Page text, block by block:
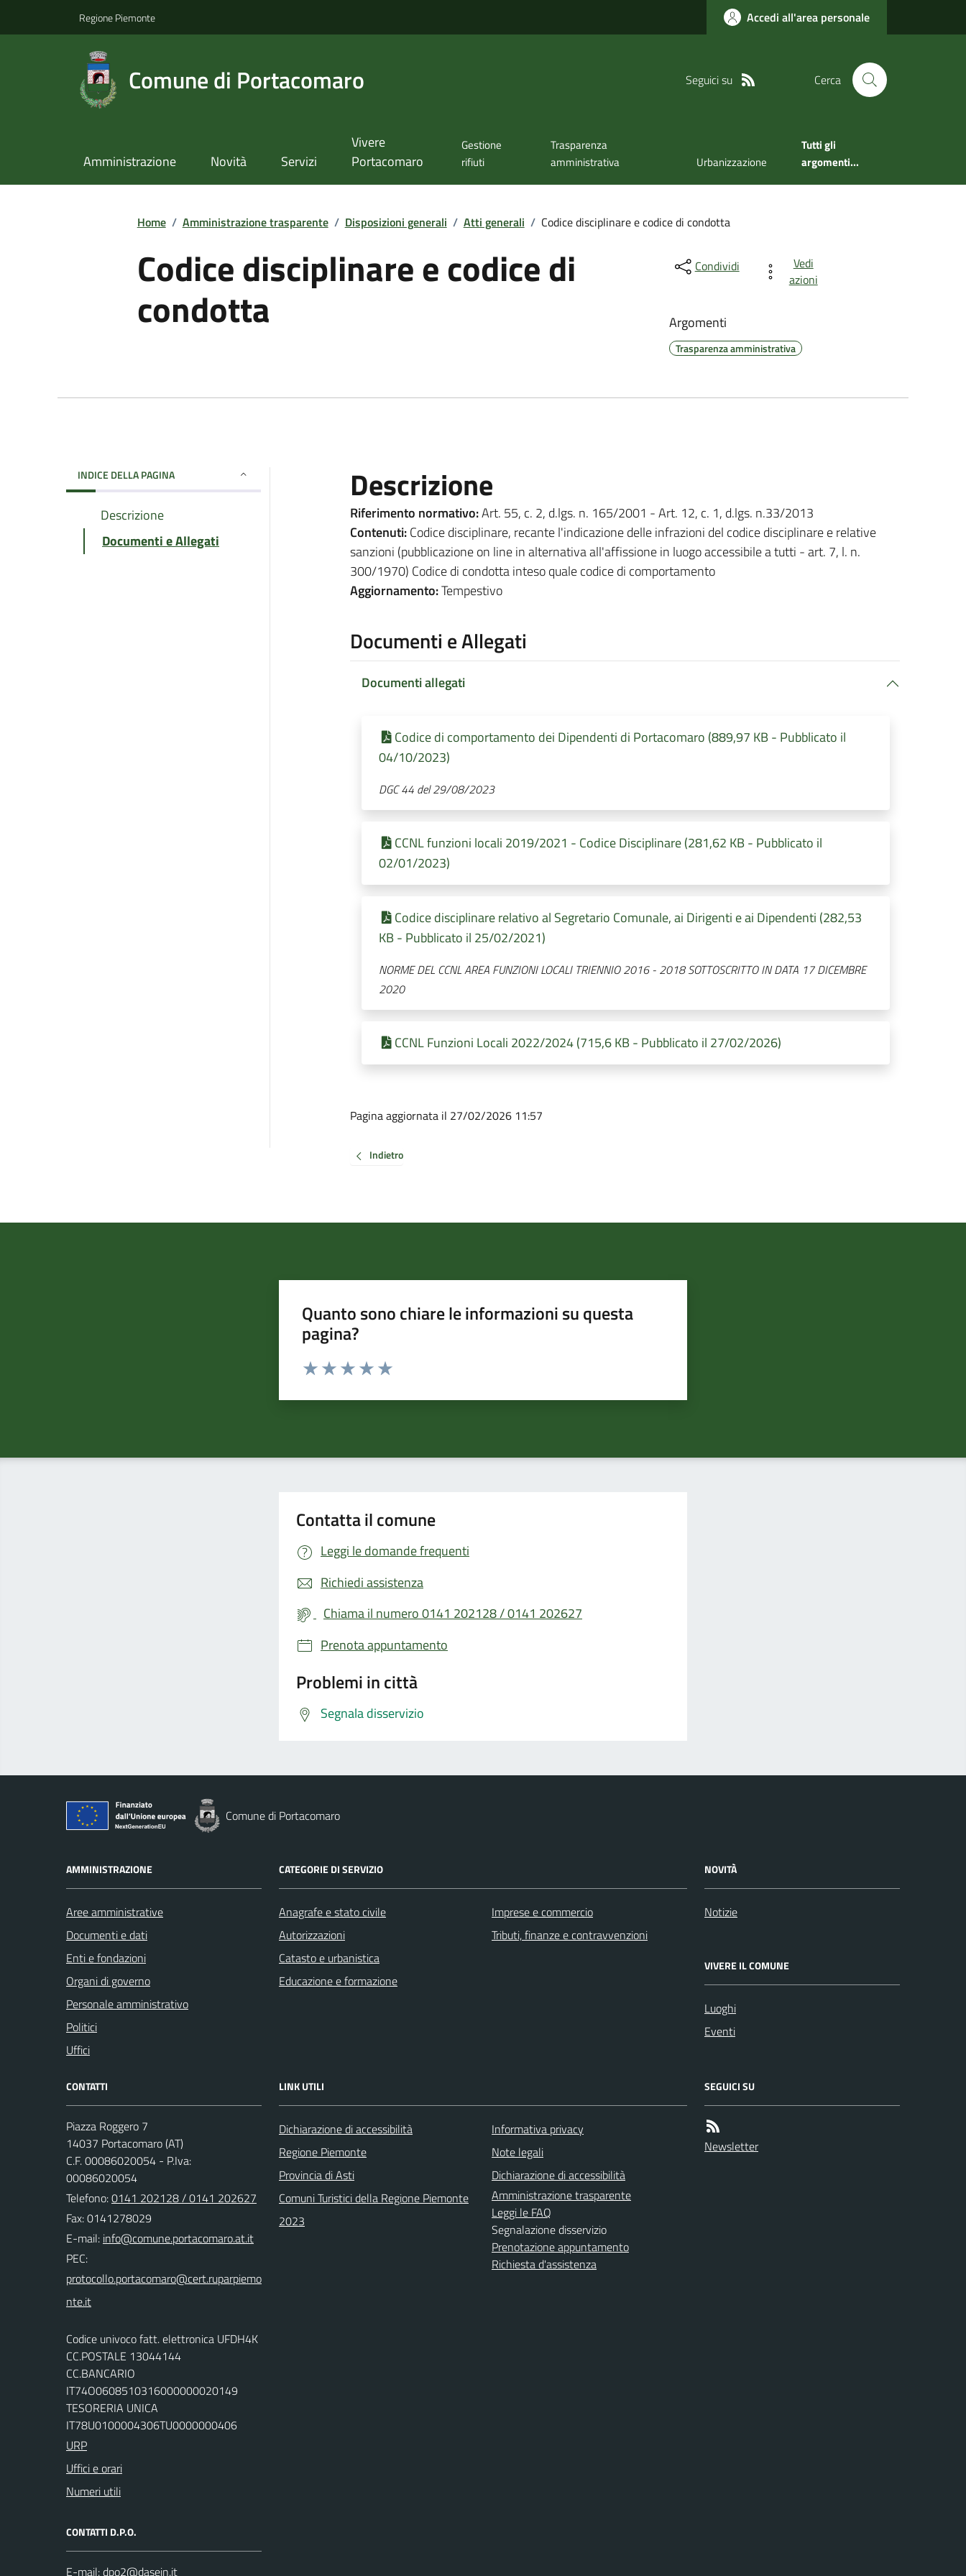
Regione Piemonte Accedi all'area personale
Comune di Portacomaro Seguici su Cerca
Amministrazione Novità Servizi
Vivere
Portacomaro
Gestione
rifiuti
Trasparenza
amministrativa
Urbanizzazione
Tutti gli
argomenti...
Home / Amministrazione trasparente / Disposizioni generali / Atti generali / Codice disciplinare e codice di condotta
Codice disciplinare e codice di
condotta
Condividi
Vedi
azioni
Argomenti
Trasparenza amministrativa
INDICE DELLA PAGINA
Descrizione
Documenti e Allegati
Descrizione
Riferimento normativo:Art. 55, c. 2, d.lgs. n. 165/2001 - Art. 12, c. 1, d.lgs. n.33/2013
Contenuti:Codice disciplinare, recante l'indicazione delle infrazioni del codice disciplinare e relative
sanzioni (pubblicazione on line in alternativa all'affissione in luogo accessibile a tutti - art. 7, l. n.
300/1970) Codice di condotta inteso quale codice di comportamento
Aggiornamento:Tempestivo
Documenti e Allegati
Documenti allegati
Codice di comportamento dei Dipendenti di Portacomaro (889,97 KB - Pubblicato il
04/10/2023)
DGC 44 del 29/08/2023
CCNL funzioni locali 2019/2021 - Codice Disciplinare (281,62 KB - Pubblicato il
02/01/2023)
Codice disciplinare relativo al Segretario Comunale, ai Dirigenti e ai Dipendenti (282,53
KB - Pubblicato il 25/02/2021)
NORME DEL CCNL AREA FUNZIONI LOCALI TRIENNIO 2016 - 2018 SOTTOSCRITTO IN DATA 17 DICEMBRE
2020
CCNL Funzioni Locali 2022/2024 (715,6 KB - Pubblicato il 27/02/2026)
Pagina aggiornata il 27/02/2026 11:57
Indietro
Quanto sono chiare le informazioni su questa
pagina?
Valuta da 1 a 5 stelle la pagina
Contatta il comune
Leggi le domande frequenti
Richiedi assistenza
Chiama il numero 0141 202128 / 0141 202627
Prenota appuntamento
Problemi in città
Segnala disservizio
Comune di Portacomaro
AMMINISTRAZIONE
Aree amministrative
Documenti e dati
Enti e fondazioni
Organi di governo
Personale amministrativo
Politici
Uffici
CATEGORIE DI SERVIZIO
Anagrafe e stato civile
Autorizzazioni
Catasto e urbanistica
Educazione e formazione
Imprese e commercio
Tributi, finanze e contravvenzioni
NOVITÀ
Notizie
VIVERE IL COMUNE
Luoghi
Eventi
CONTATTI
Piazza Roggero 7
14037 Portacomaro (AT)
C.F. 00086020054 - P.Iva:
00086020054
Telefono:0141 202128 / 0141 202627
Fax: 0141278029
E-mail:
PEC:
Codice univoco fatt. elettronica UFDH4K
CC.POSTALE 13044144
CC.BANCARIO
IT74O0608510316000000020149
TESORERIA UNICA
IT78U0100004306TU0000000406
URP
Uffici e orari
Numeri utili
CONTATTI D.P.O.
E-mail:
LINK UTILI
Dichiarazione di accessibilità
Regione Piemonte
Provincia di Asti
Comuni Turistici della Regione Piemonte
2023
Informativa privacy
Note legali
Dichiarazione di accessibilità
Amministrazione trasparente
Leggi le FAQ
Segnalazione disservizio
Prenotazione appuntamento
Richiesta d'assistenza
SEGUICI SU
Newsletter